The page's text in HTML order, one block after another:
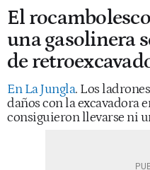
El
una gasolinera
de
En La Jungla. Los
daños con la excavadora
consiguieron llevarse ni